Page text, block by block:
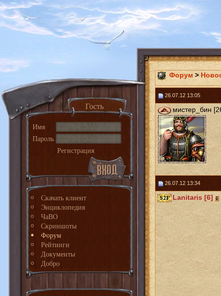
Гость
Имя
Пароль
Регистрация
Скачать клиент
Энциклопедия
ЧаВО
Скриншоты
Форум
Рейтинги
Документы
Добро
Форум >
26.07.12 13:05
мистер_бин
26.07.12 13:34
Lanitaris [6]